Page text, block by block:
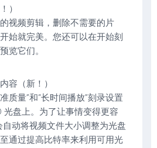
）
视频剪辑，删除不需要的片
始就完美。您还可以在开始刻
览它们。
容（新！）
质量”和“长时间播放”刻录设置
光盘上。为了让事情变得更容
动将视频文件大小调整为光盘
通过提高比特率来利用可用光